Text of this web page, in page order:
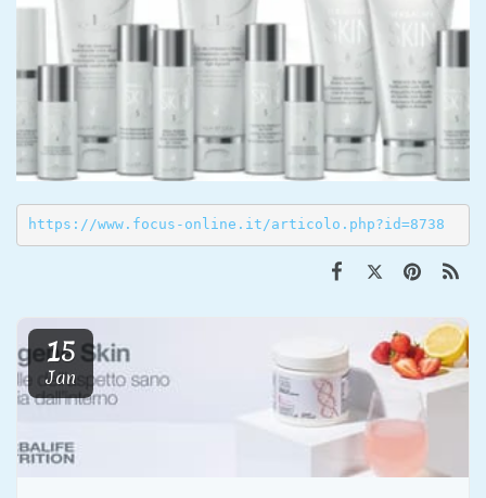
https://www.focus-online.it/articolo.php?id=8738
15
Jan